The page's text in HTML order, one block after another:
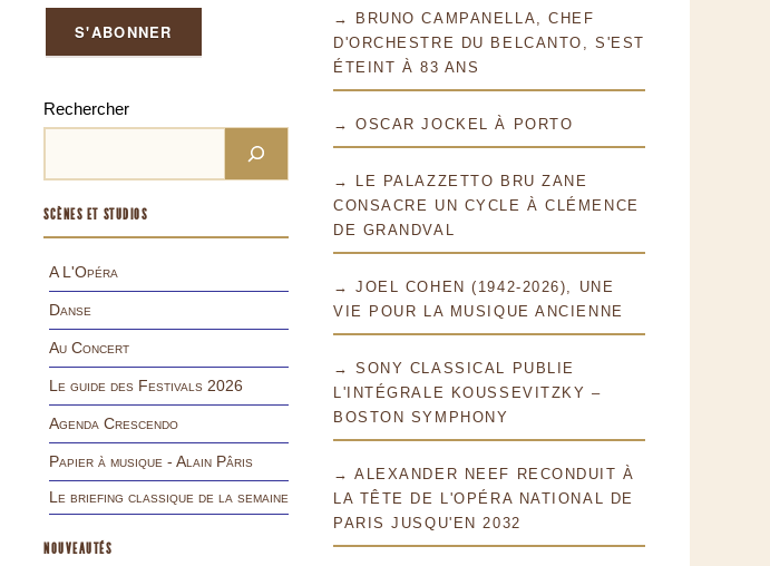
Rechercher
SCÈNES ET STUDIOS
A L'Opéra
Danse
Au Concert
Le guide des Festivals 2026
Agenda Crescendo
Papier à musique - Alain Pâris
Le briefing classique de la semaine
NOUVEAUTÉS
→ BRUNO CAMPANELLA, CHEF
D'ORCHESTRE DU BELCANTO, S'EST
ÉTEINT À 83 ANS
→ OSCAR JOCKEL À PORTO
→ LE PALAZZETTO BRU ZANE
CONSACRE UN CYCLE À CLÉMENCE
DE GRANDVAL
→ JOEL COHEN (1942-2026), UNE
VIE POUR LA MUSIQUE ANCIENNE
→ SONY CLASSICAL PUBLIE
L'INTÉGRALE KOUSSEVITZKY –
BOSTON SYMPHONY
→ ALEXANDER NEEF RECONDUIT À
LA TÊTE DE L'OPÉRA NATIONAL DE
PARIS JUSQU'EN 2032